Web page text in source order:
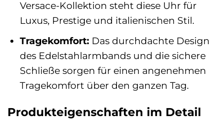
Versace-Kollektion steht diese Uhr für
Luxus, Prestige und italienischen Stil.
Tragekomfort:Das durchdachte Design
des Edelstahlarmbands und die sichere
Schließe sorgen für einen angenehmen
Tragekomfort über den ganzen Tag.
Produkteigenschaften im Detail